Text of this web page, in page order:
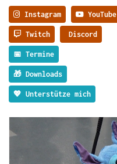
Instagram YouTube
Twitch Discord
📅 Termine
🎁 Downloads
💖 Unterstütze mich